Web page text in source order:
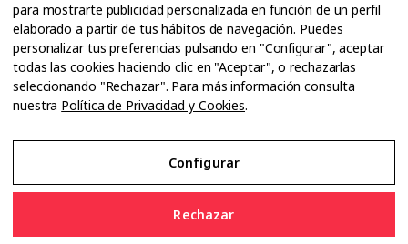
Tribuna
Ópticos
Cuadernos
Guías
Anuarios
para mostrarte publicidad personalizada en función de un perfil
elaborado a partir de tus hábitos de navegación. Puedes
personalizar tus preferencias pulsando en "Configurar", aceptar
todas las cookies haciendo clic en "Aceptar", o rechazarlas
seleccionando "Rechazar". Para más información consulta
nuestra Política de Privacidad y Cookies.
Configurar
Rechazar